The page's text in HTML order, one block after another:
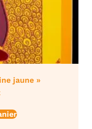
jaune »